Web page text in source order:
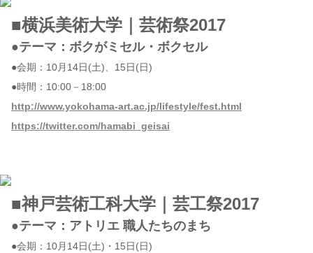
■横浜美術大学｜芸術祭2017
●テーマ：ボクがミセル・ボクセル
●会期：10月14日(土)、15日(日)
●時間：10:00－18:00
http://www.yokohama-art.ac.jp/lifestyle/fest.html
https://twitter.com/hamabi_geisai
■神戸芸術工科大学｜芸工祭2017
●テーマ：アトリエ 職人たちのまち
●会期：10月14日(土)・15日(日)